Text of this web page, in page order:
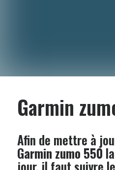
Garmin
Afin de mettre à
Garmin zumo 550
jour, il faut suivre